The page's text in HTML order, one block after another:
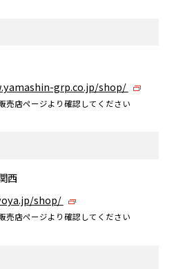
grp.co.jp/shop/
売店ページより確認してください
西
shop/
売店ページより確認してください